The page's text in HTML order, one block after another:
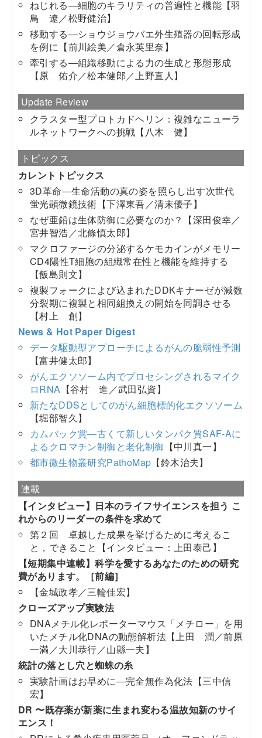
ねじれる―細胞のキラリティの普遍性と機能【羽
鳥 遼／松野健治】
移動する―ショウジョウバエ外生殖器の回転形成
を例に【前川絵美／倉永英里奈】
牽引する―組織移動による力の生成と形態形成
【原 佑介／松本健郎／上野直人】
Update Review
クラスター型プロトカドヘリン：複雑なニューラ
ルネットワークへの挑戦【八木 健】
トピックス
カレントトピックス
3D革命―生命活動の真の姿を照らし出す次世代
蛍光顕微鏡技術【下澤東吾／清末優子】
なぜ亜鉛は生体防御に必要なのか？【深田俊幸／
宮井智浩／北條慎太郎】
マクロファージの分泌するケモカインがメモリー
CD4陽性T細胞の組織常在性と機能を維持する
【飯島則文】
複製フォークによび込まれたDDKキナーゼが減数
分裂期に複製と相同組換えの開始を同調させる
【村上 創】
News & Hot Paper Digest
データ駆動型アプローチによるがんの脆弱性予測
【富井健太郎】
がんエクソソーム内でプロセシングされるマイク
ロRNA 【谷村 進／武田弘資】
新たなDDSとしてのがん細胞標的化エクソソーム
【堀部智久】
カムバック賞―古くて新しいタンパク質SAF-Aに
よるクロマチン制御と老化制御 【中川真一】
都市微生物叢研究PathoMap 【鈴木治夫】
連載
【インタビュー】日本のライフサイエンスを担う こ
れからのリーダーの条件を求めて
第２回 卓越した成果を挙げるために考えるこ
と，できること【インタビュー：上田泰己】
【短期集中連載】科学を愛するあなたのための研究
費があります。［前編］
【金城政孝／三輪佳宏】
クローズアップ実験法
DNAメチル化レポーターマウス「メチロー」を用
いたメチル化DNAの動態解析法【上田 潤／前原
一満／大川恭行／山縣一夫】
統計の落とし穴と蜘蛛の糸
実験計画はお早めに―完全無作為化法【三中信
宏】
DR 〜既存薬が新薬に生まれ変わる温故知新のサイ
エンス！